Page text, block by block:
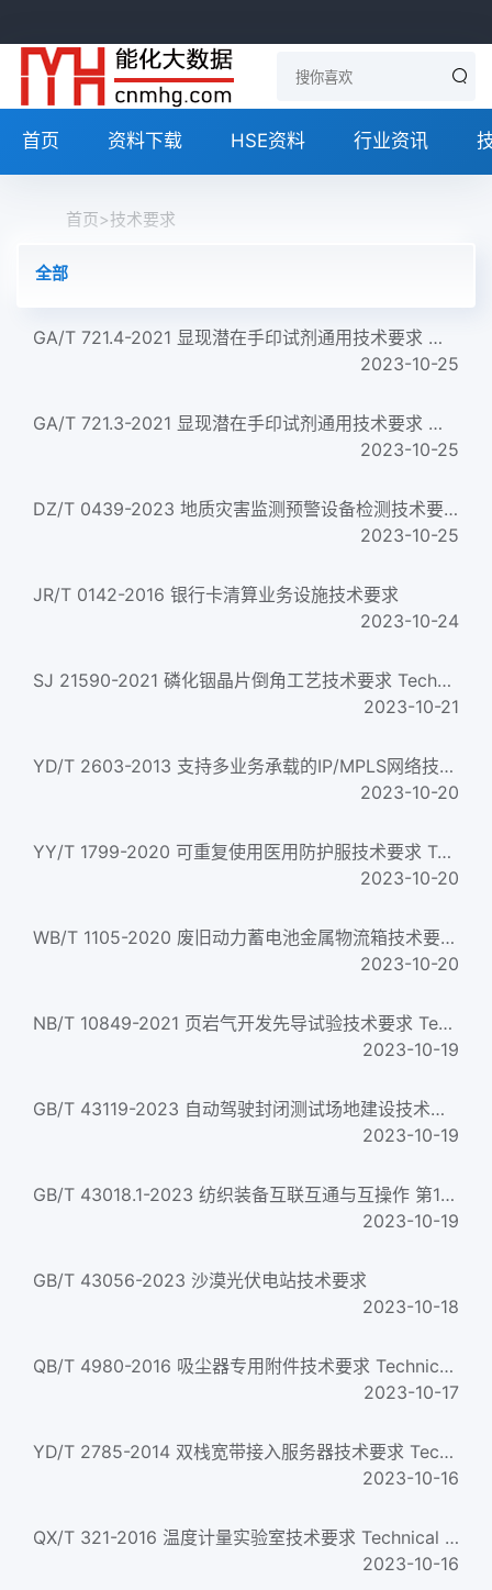
首页 资料下载 HSE资料 行业资讯
首页>技术要求
全部
GA/T 721.4-2021 显现潜在手印试剂通用技术要求 第4部分：7-苄胺基-4-硝基苯并呋咱(BBD)...
2023-10-25
GA/T 721.3-2021 显现潜在手印试剂通用技术要求 第3部分：1,8-二氮芴-9-酮(DFO)
2023-10-25
DZ/T 0439-2023 地质灾害监测预警设备检测技术要求
2023-10-25
JR/T 0142-2016 银行卡清算业务设施技术要求
2023-10-24
SJ 21590-2021 磷化铟晶片倒角工艺技术要求 Technical requirements for edge grinding process of InP wafer...
2023-10-21
YD/T 2603-2013 支持多业务承载的IP/MPLS网络技术要求 Technical specification for multi-service IP/MPLS bearer ...
2023-10-20
YY/T 1799-2020 可重复使用医用防护服技术要求 Technical requirement of re-usable protective clothing for medic...
2023-10-20
WB/T 1105-2020 废旧动力蓄电池金属物流箱技术要求 Technical requirements of metal logistic bin for used tracti...
2023-10-20
NB/T 10849-2021 页岩气开发先导试验技术要求 Technical requirement of pilot test for shale gas
2023-10-19
GB/T 43119-2023 自动驾驶封闭测试场地建设技术要求
2023-10-19
GB/T 43018.1-2023 纺织装备互联互通与互操作 第1部分：通用技术要求
2023-10-19
GB/T 43056-2023 沙漠光伏电站技术要求
2023-10-18
QB/T 4980-2016 吸尘器专用附件技术要求 Technical requirements of special accessories for vacuum cleaner...
2023-10-17
YD/T 2785-2014 双栈宽带接入服务器技术要求 Technical specification for dual-stack broadband network access se...
2023-10-16
QX/T 321-2016 温度计量实验室技术要求 Technical requirements for metrology laboratory of temperature...
2023-10-16